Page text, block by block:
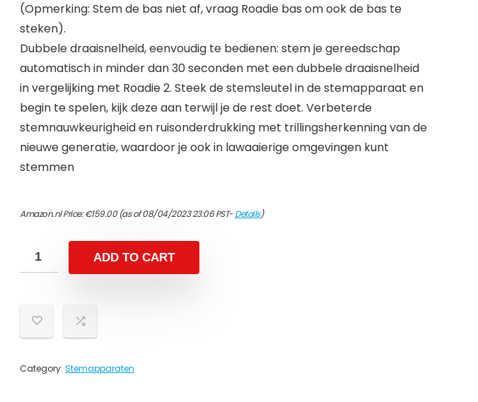
(Opmerking: Stem de bas niet af, vraag Roadie bas om ook de bas te
steken).
Dubbele draaisnelheid, eenvoudig te bedienen: stem je gereedschap
automatisch in minder dan 30 seconden met een dubbele draaisnelheid
in vergelijking met Roadie 2. Steek de stemsleutel in de stemapparaat en
begin te spelen, kijk deze aan terwijl je de rest doet. Verbeterde
stemnauwkeurigheid en ruisonderdrukking met trillingsherkenning van de
nieuwe generatie, waardoor je ook in lawaaierige omgevingen kunt
stemmen
Amazon.nl Price:€159.00(as of 08/04/2023 23:06 PST-Details)
ADD TO CART
Category: Stemapparaten